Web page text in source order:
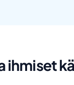
ihmiset